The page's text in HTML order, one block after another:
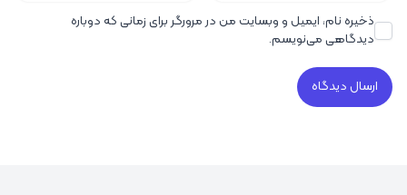
ذخیره نام، ایمیل و وبسایت من در مرورگر برای زمانی که دوباره
دیدگاهی می‌نویسم.